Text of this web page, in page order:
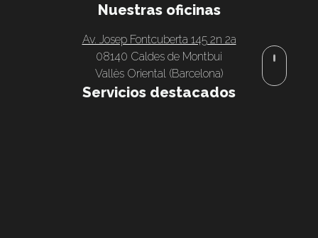
Nuestras oficinas
Av. Josep Fontcuberta 145 2n 2a
08140 Caldes de Montbui
Vallès Oriental (Barcelona)
Servicios destacados